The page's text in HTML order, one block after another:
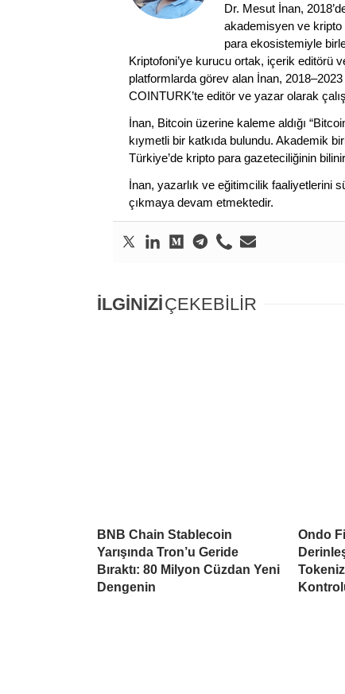
Dr. Mesut İnan,
akademisyen ve kripto
para ekosistemiyle
Kriptofoni’ye kurucu ortak, içerik editörü
platformlarda görev alan İnan, 2018–2023
COINTURK’te editör ve yazar olarak
İnan, Bitcoin üzerine kaleme aldığı
kıymetli bir katkıda bulundu. Akademik
Türkiye’de kripto para gazeteciliğinin
İnan, yazarlık ve eğitimcilik faaliyetlerini
çıkmaya devam etmektedir.
İLGİNİZİÇEKEBİLİR
BNB Chain Stablecoin
Yarışında Tron’u Geride
Bıraktı: 80 Milyon Cüzdan Yeni
Dengenin
Ondo